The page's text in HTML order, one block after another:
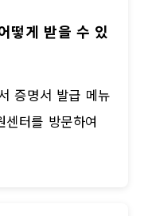
떻게 받을 수 있
증명서 발급 메뉴
터를 방문하여